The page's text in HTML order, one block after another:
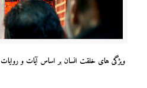
ویژگی های خلقت انسان بر اساس آیات و روایات